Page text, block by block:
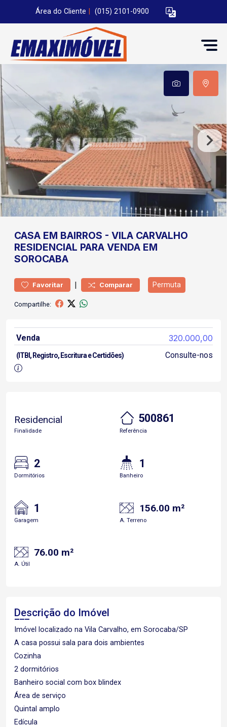
Área do Cliente (015) 2101-0900
CASA EM BAIRROS - VILA CARVALHO
RESIDENCIAL PARA VENDA EM
SOROCABA
Favoritar | Comparar Permuta
Compartilhe:
Venda 320.000,00
(ITBI, Registro, Escritura e Certidões) Consulte-nos
Residencial
Finalidade
500861
Referência
2
Dormitórios
1
Banheiro
1
Garagem
156.00 m²
A. Terreno
76.00 m²
A. Útil
Descrição do Imóvel
Imóvel localizado na Vila Carvalho, em Sorocaba/SP
A casa possui sala para dois ambientes
Cozinha
2 dormitórios
Banheiro social com box blindex
Área de serviço
Quintal amplo
Edícula